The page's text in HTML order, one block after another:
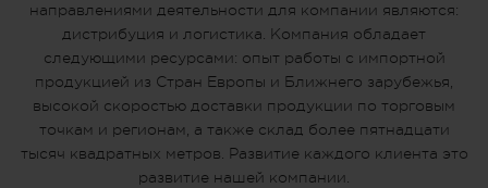
направлениями деятельности для компании являются:
дистрибуция и логистика. Компания обладает
следующими ресурсами: опыт работы с импортной
продукцией из Стран Европы и Ближнего зарубежья,
высокой скоростью доставки продукции по торговым
точкам и регионам, а также склад более пятнадцати
тысяч квадратных метров. Развитие каждого клиента это
развитие нашей компании.